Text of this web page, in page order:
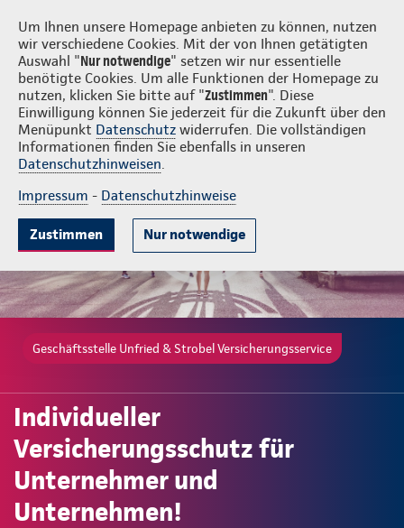
Um Ihnen unsere Homepage anbieten zu können, nutzen
wir verschiedene Cookies. Mit der von Ihnen getätigten
Auswahl "Nur notwendige" setzen wir nur essentielle
benötigte Cookies. Um alle Funktionen der Homepage zu
nutzen, klicken Sie bitte auf "Zustimmen". Diese
Einwilligung können Sie jederzeit für die Zukunft über den
Menüpunkt Datenschutz widerrufen. Die vollständigen
Informationen finden Sie ebenfalls in unseren
Datenschutzhinweisen.
Impressum - Datenschutzhinweise
Zustimmen Nur notwendige
Unfried & Strobel Versicherungsservice Login
Gute Gründe Tarife & Leistungen Beratung & Angebot
Geschäftsstelle Unfried & Strobel Versicherungsservice
Individueller
Versicherungsschutz für
Unternehmer und
Unternehmen!